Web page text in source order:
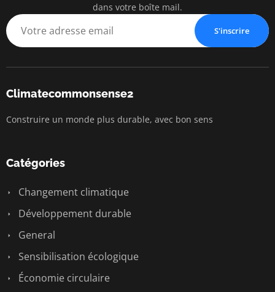
dans votre boîte mail.
S'inscrire
Climatecommonsense2
Construire un monde plus durable, avec bon sens
Catégories
Changement climatique
Développement durable
General
Sensibilisation écologique
Économie circulaire